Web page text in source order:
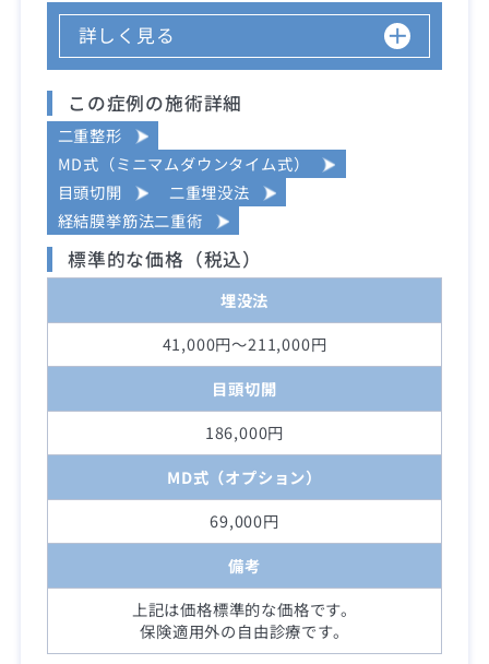
詳しく見る
この症例の施術詳細
二重整形
MD式（ミニマムダウンタイム式）
目頭切開
二重埋没法
経結膜挙筋法二重術
標準的な価格（税込）
埋没法
41,000円～211,000円
目頭切開
186,000円
MD式（オプション）
69,000円
備考
上記は価格標準的な価格です。
保険適用外の自由診療です。